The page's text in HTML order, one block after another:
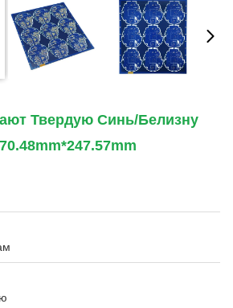
Твердую Синь/белизну